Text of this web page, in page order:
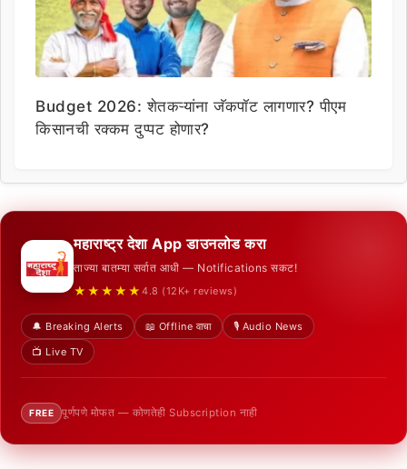
Budget 2026: शेतकऱ्यांना जॅकपॉट लागणार? पीएम
किसानची रक्कम दुप्पट होणार?
महाराष्ट्र देशा App डाउनलोड करा
ताज्या बातम्या सर्वात आधी — Notifications सकट!
★★★★★ 4.8 (12K+ reviews)
🔔 Breaking Alerts 📖 Offline वाचा
🎙️ Audio News
📺 Live TV
FREE पूर्णपणे मोफत — कोणतेही Subscription नाही